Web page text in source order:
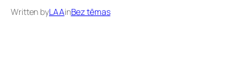
Written byLAAinBez tēmas